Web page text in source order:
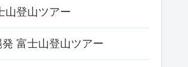
山登山ツアー
富士山登山ツアー